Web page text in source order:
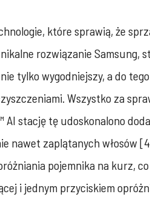
które sprawią, że
rozwiązanie Samsung,
tylko wygodniejszy, a do
Wszystko za
stację tę udoskonalono
nawet zaplątanych włosów
pojemnika na kurz,
i jednym przyciskiem